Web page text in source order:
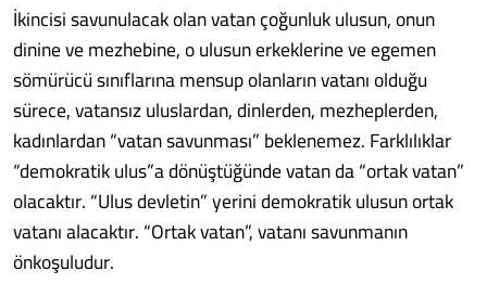
İkincisi savunulacak olan vatan çoğunluk ulusun, onun
dinine ve mezhebine, o ulusun erkeklerine ve egemen
sömürücü sınıflarına mensup olanların vatanı olduğu
sürece, vatansız uluslardan, dinlerden, mezheplerden,
kadınlardan “vatan savunması” beklenemez. Farklılıklar
“demokratik ulus”a dönüştüğünde vatan da “ortak vatan”
olacaktır. “Ulus devletin” yerini demokratik ulusun ortak
vatanı alacaktır. “Ortak vatan”, vatanı savunmanın
önkoşuludur.